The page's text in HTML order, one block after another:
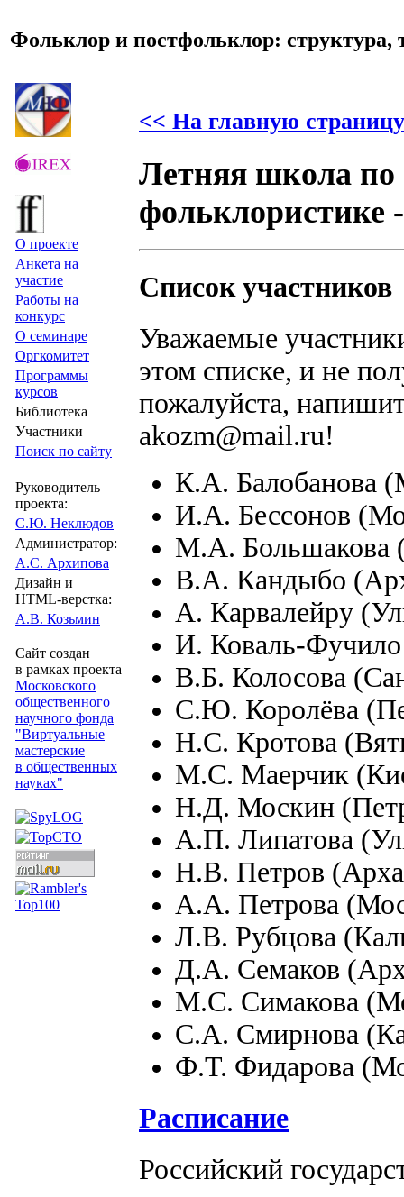
Фольклор и постфольклор: структура,
О проекте
Анкета на
участие
Работы на
конкурс
О семинаре
Оргкомитет
Программы
курсов
Библиотека
Участники
Поиск по сайту
Руководитель
проекта:
С.Ю. Неклюдов
Администратор:
А.С. Архипова
Дизайн и
HTML-верстка:
А.В. Козьмин
Сайт создан
в рамках проекта
Московского
общественного
научного фонда
"Виртуальные
мастерские
в общественных
науках"
<< На главную
Летняя школа
фольклористике
Cписок участников
Уважаемые
этом списке, и не
пожалуйста,
akozm@mail.ru!
К.А. Балобанова
И.А. Бессонов
М.А. Большакова
В.А. Кандыбо
А. Карвалейру
И. Коваль-
В.Б. Колосова
С.Ю. Королёва
Н.С. Кротова
М.С. Маерчик
Н.Д. Москин
А.П. Липатова
Н.В. Петров
А.А. Петрова
Л.В. Рубцова
Д.А. Семаков
М.С. Симакова
С.А. Смирнова
Ф.Т. Фидарова
Расписание
Российский